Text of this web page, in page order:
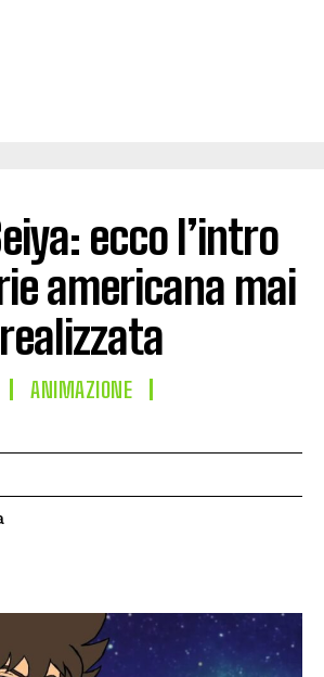
ecco l’intro
americana mai
realizzata
ANIMAZIONE